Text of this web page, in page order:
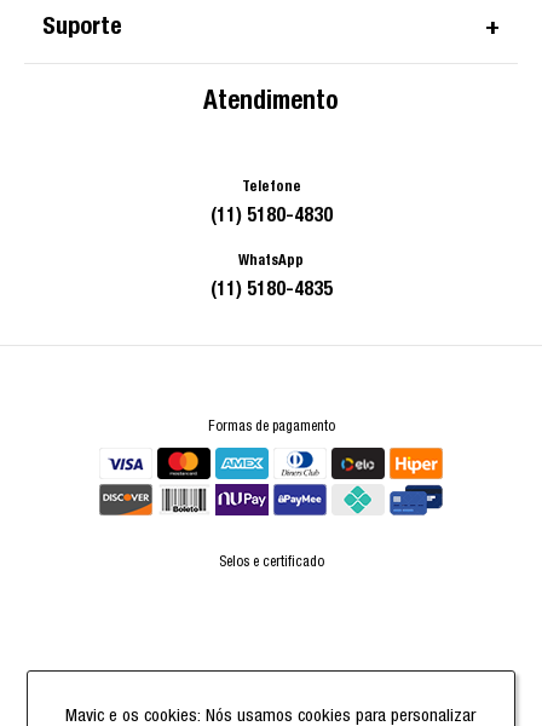
Suporte
Atendimento
Telefone
(11) 5180-4830
WhatsApp
(11) 5180-4835
Formas de pagamento
Selos e certificado
Mavic e os cookies: Nós usamos cookies para personalizar